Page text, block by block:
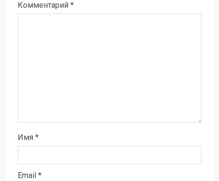
Комментарий *
Имя *
Email *